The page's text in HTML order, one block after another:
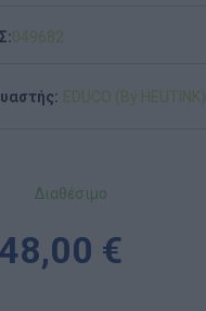
049682
EDUCO (By HEUTINK)
Διαθέσιμο
48,00 €